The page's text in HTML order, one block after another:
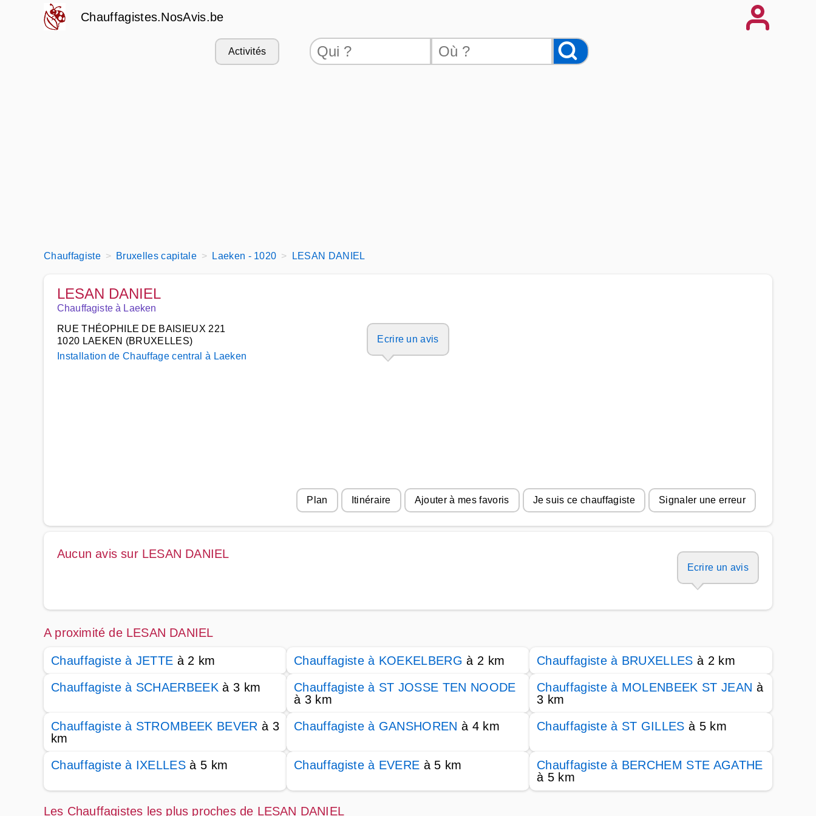
Chauffagistes.NosAvis.be
Activités
Chauffagiste Bruxelles capitale Laeken - 1020 LESAN DANIEL
LESAN DANIEL
Chauffagiste à Laeken
RUE THÉOPHILE DE BAISIEUX 221
1020 LAEKEN (BRUXELLES)
Installation de Chauffage central à Laeken
Ecrire un avis
Plan Itinéraire Ajouter à mes favoris Je suis ce chauffagiste Signaler une erreur
Aucun avis sur LESAN DANIEL
Ecrire un avis
A proximité de LESAN DANIEL
Chauffagiste à JETTE à 2 km Chauffagiste à KOEKELBERG à 2 km Chauffagiste à BRUXELLES à 2 km
Chauffagiste à SCHAERBEEK à 3 km
Chauffagiste à ST JOSSE TEN NOODE
à 3 km
Chauffagiste à MOLENBEEK ST JEAN à
3 km
Chauffagiste à STROMBEEK BEVER à 3
km
Chauffagiste à GANSHOREN à 4 km Chauffagiste à ST GILLES à 5 km
Chauffagiste à IXELLES à 5 km Chauffagiste à EVERE à 5 km
Chauffagiste à BERCHEM STE AGATHE
à 5 km
Les Chauffagistes les plus proches de LESAN DANIEL